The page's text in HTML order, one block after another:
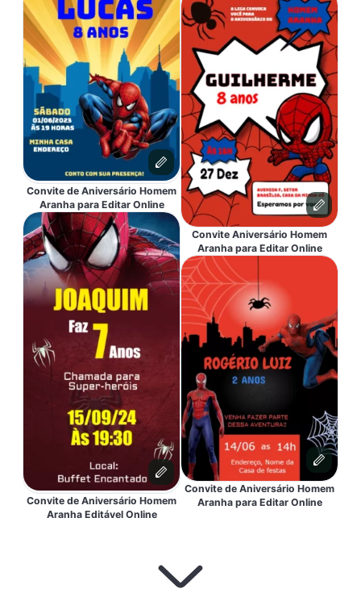
Convite de Aniversário Homem
Aranha para Editar Online
Convite de Aniversário Homem
Aranha Editável Online
Convite Aniversário Homem
Aranha para Editar Online
Convite de Aniversário Homem
Aranha para Editar Online